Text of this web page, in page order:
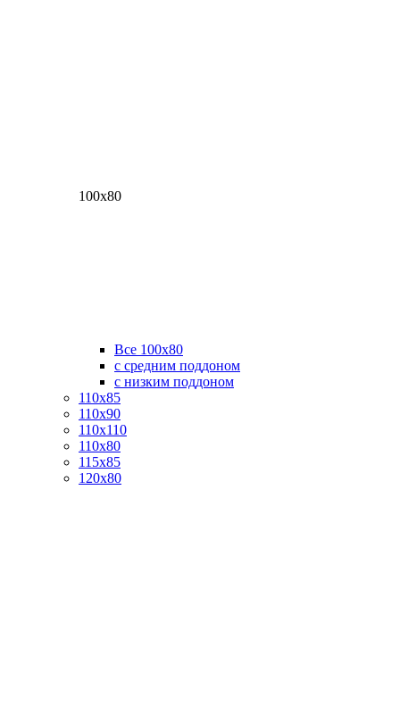
100х80
Все 100х80
с средним поддоном
с низким поддоном
110х85
110х90
110х110
110х80
115х85
120х80